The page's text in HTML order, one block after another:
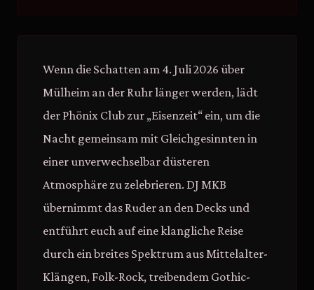
Wenn die Schatten am 4. Juli 2026 über
Mülheim an der Ruhr länger werden, lädt
der Phönix Club zur „Eisenzeit“ ein, um die
Nacht gemeinsam mit Gleichgesinnten in
einer unverwechselbar düsteren
Atmosphäre zu zelebrieren. DJ MKB
übernimmt das Ruder an den Decks und
entführt euch auf eine klangliche Reise
durch ein breites Spektrum aus Mittelalter-
Klängen, Folk-Rock, treibendem Gothic-